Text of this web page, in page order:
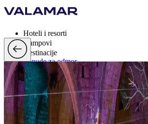
Hoteli i resorti
Kampovi
Destinacije
Ponude za odmor
Valamar Rewards
Brand
Više